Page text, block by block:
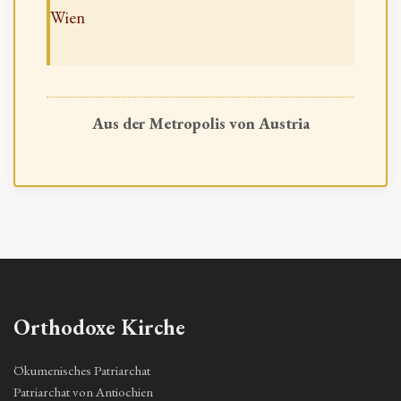
Wien
Aus der Metropolis von Austria
Orthodoxe Kirche
Ökumenisches Patriarchat
Patriarchat von Antiochien